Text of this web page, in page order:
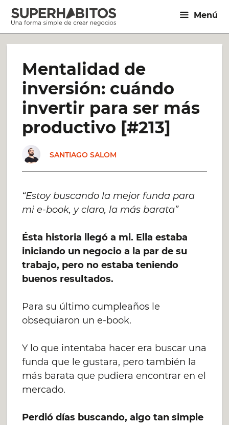
Saltar
contenido
Menú
Mentalidad de
inversión: cuándo
invertir para ser más
productivo [#213]
SANTIAGO SALOM
“Estoy buscando la mejor funda para
mi e-book, y claro, la más barata”
Ésta historia llegó a mi. Ella estaba
iniciando un negocio a la par de su
trabajo, pero no estaba teniendo
buenos resultados.
Para su último cumpleaños le
obsequiaron un e-book.
Y lo que intentaba hacer era buscar una
funda que le gustara, pero también la
más barata que pudiera encontrar en el
mercado.
Perdió días buscando, algo tan simple